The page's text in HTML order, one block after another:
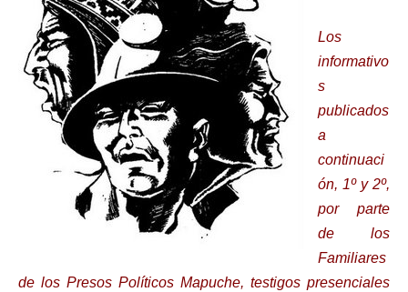
Los
informativo
s
publicados
a
continuaci
ón, 1º y 2º,
por parte
de los
Familiares
de los Presos Políticos Mapuche, testigos presenciales